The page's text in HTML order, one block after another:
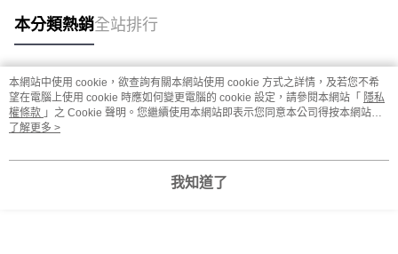
本分類熱銷全站排行
熱門標籤
本網站中使用 cookie，欲查詢有關本網站使用 cookie 方式之詳情，及若您不希
望在電腦上使用 cookie 時應如何變更電腦的 cookie 設定，請參閱本網站「 隱私
權條款 」之 Cookie 聲明。您繼續使用本網站即表示您同意本公司得按本網站使
用條款之 Cookie 聲明使用 cookie。
了解更多 >
我知道了